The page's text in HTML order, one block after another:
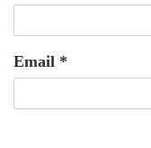
Email *